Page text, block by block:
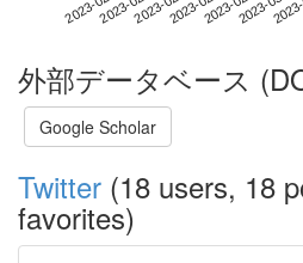
外部データベース
Google Scholar
Twitter (18 users, 18
favorites)